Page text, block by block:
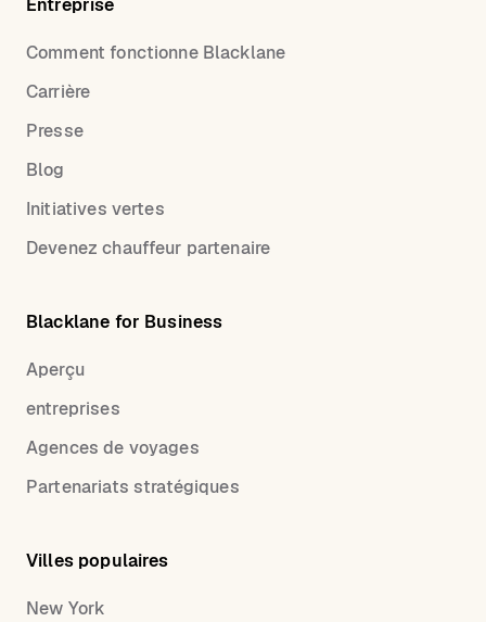
Entreprise
Comment fonctionne Blacklane
Carrière
Presse
Blog
Initiatives vertes
Devenez chauffeur partenaire
Blacklane for Business
Aperçu
entreprises
Agences de voyages
Partenariats stratégiques
Villes populaires
New York